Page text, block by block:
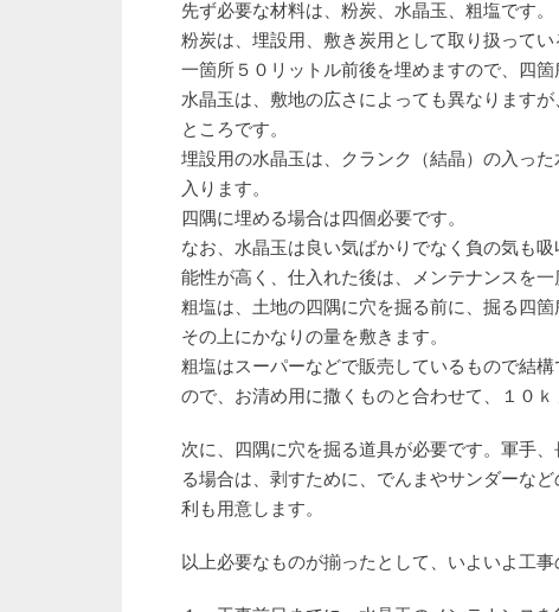
先ず必要な材料は、粉炭、水晶玉、粗塩です。
粉炭は、埋設用、敷き炭用として取り扱ってい
一箇所５０リットル前後を埋めますので、四箇
水晶玉は、敷地の広さによっても異なります
ところです。
埋設用の水晶玉は、クランク（結晶）の入っ
入ります。
四隅に埋める場合は四個必要です。
なお、水晶玉は良い気ばかりでなく負の気も
能性が高く、仕入れた後は、メンテナンスを一
粗塩は、土地の四隅に穴を掘る前に、掘る四
その上にかなりの量を敷きます。
粗塩はスーパーなどで販売しているもので結
ので、お清め用に撒くものと合わせて、１０
次に、四隅に穴を掘る道具が必要です。軍手
る場合は、剥すために、でんまやサンダーな
利も用意します。
以上必要なものが揃ったとして、いよいよ工事